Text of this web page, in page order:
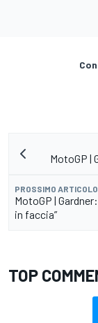
MotoGP |
PROSSIMO ARTICOLO
MotoGP |
in faccia”
TOP